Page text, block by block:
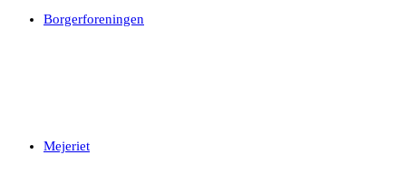
Borgerforeningen
Mejeriet